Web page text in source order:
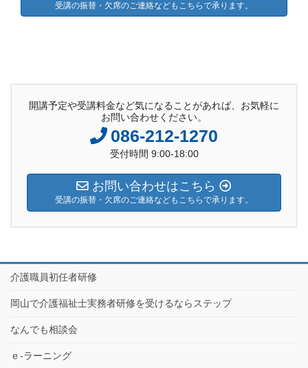
受講の振替・欠席のご連絡などもこちらで承ります。
開講予定や受講料金など気になることがあれば、お気軽に
お問い合わせください。
086-212-1270
受付時間 9:00-18:00
お問い合わせはこちら
受講の振替・欠席のご連絡などもこちらで承ります。
介護職員初任者研修
岡山で介護福祉士実務者研修を受けるならステップ
なんでも相談会
ｅ-ラーニング